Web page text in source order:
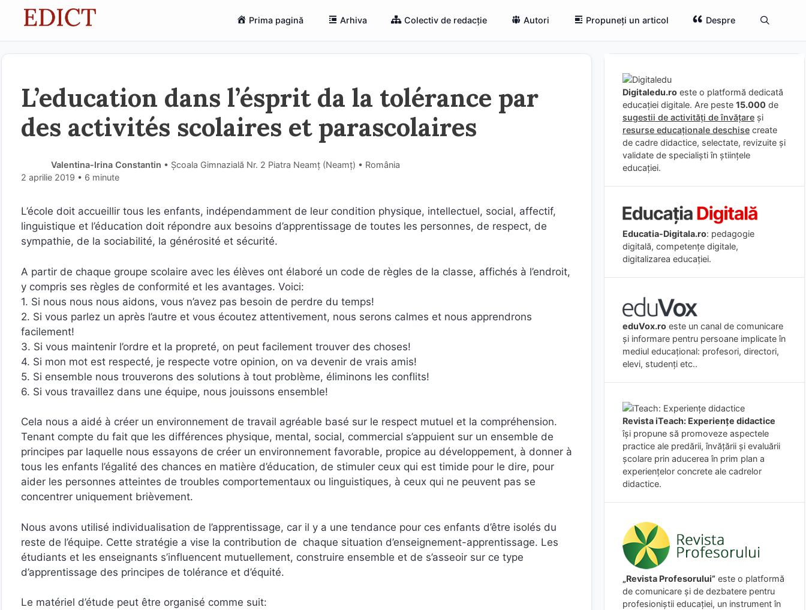
Prima pagină Arhiva Colectiv de redacție Autori Propuneți un articol Despre
L’education dans l’ésprit da la tolérance par
des activités scolaires et parascolaires
Valentina-Irina Constantin • Școala Gimnazială Nr. 2 Piatra Neamț (Neamţ) • România
2 aprilie 2019 • 6 minute
L’école doit accueillir tous les enfants, indépendamment de leur condition physique, intellectuel, social, affectif,
linguistique et l’éducation doit répondre aux besoins d’apprentissage de toutes les personnes, de respect, de
sympathie, de la sociabilité, la générosité et sécurité.
A partir de chaque groupe scolaire avec les élèves ont élaboré un code de règles de la classe, affichés à l’endroit,
y compris ses règles de conformité et les avantages. Voici:
1. Si nous nous nous aidons, vous n’avez pas besoin de perdre du temps!
2. Si vous parlez un après l’autre et vous écoutez attentivement, nous serons calmes et nous apprendrons
facilement!
3. Si vous maintenir l’ordre et la propreté, on peut facilement trouver des choses!
4. Si mon mot est respecté, je respecte votre opinion, on va devenir de vrais amis!
5. Si ensemble nous trouverons des solutions à tout problème, éliminons les conflits!
6. Si vous travaillez dans une équipe, nous jouissons ensemble!
Cela nous a aidé à créer un environnement de travail agréable basé sur le respect mutuel et la compréhension.
Tenant compte du fait que les différences physique, mental, social, commercial s’appuient sur un ensemble de
principes par laquelle nous essayons de créer un environnement favorable, propice au développement, à donner à
tous les enfants l’égalité des chances en matière d’éducation, de stimuler ceux qui est timide pour le dire, pour
aider les personnes atteintes de troubles comportementaux ou linguistiques, à ceux qui ne peuvent pas se
concentrer uniquement brièvement.
Nous avons utilisé individualisation de l’apprentissage, car il y a une tendance pour ces enfants d’être isolés du
reste de l’équipe. Cette stratégie a vise la contribution de chaque situation d’enseignement-apprentissage. Les
étudiants et les enseignants s’influencent mutuellement, construire ensemble et de s’asseoir sur ce type
d’apprentissage des principes de tolérance et d’équité.
Le matériel d’étude peut être organisé comme suit:
Digitaledu.ro este o platformă dedicată
educației digitale. Are peste 15.000 de
sugestii de activități de învățare și
resurse educaționale deschise create
de cadre didactice, selectate, revizuite și
validate de specialiști în științele
educației.
Educatia-Digitala.ro: pedagogie
digitală, competențe digitale,
digitalizarea educației.
eduVox.ro este un canal de comunicare
și informare pentru persoane implicate în
mediul educațional: profesori, directori,
elevi, studenți etc..
Revista iTeach: Experienţe didactice
îşi propune să promoveze aspectele
practice ale predării, învăţării şi evaluării
şcolare prin aducerea în prim plan a
experienţelor concrete ale cadrelor
didactice.
„Revista Profesorului” este o platformă
de comunicare și de dezbatere pentru
profesioniștii educației, un instrument în